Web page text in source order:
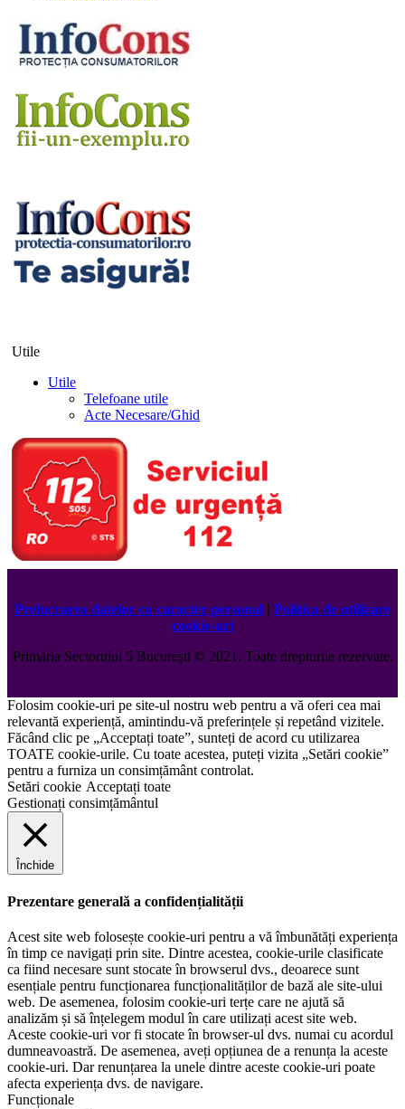
Utile
Utile
Telefoane utile
Acte Necesare/Ghid
Prelucrarea datelor cu caracter personal | Politica de utilizare
cookie-uri
Primăria Sectorului 5 București ©️2021. Toate drepturile rezervate.
Folosim cookie-uri pe site-ul nostru web pentru a vă oferi cea mai
relevantă experiență, amintindu-vă preferințele și repetând vizitele.
Făcând clic pe „Acceptați toate”, sunteți de acord cu utilizarea
TOATE cookie-urile. Cu toate acestea, puteți vizita „Setări cookie”
pentru a furniza un consimțământ controlat.
Setări cookie Acceptați toate
Gestionați consimțământul
Închide
Prezentare generală a confidențialității
Acest site web folosește cookie-uri pentru a vă îmbunătăți experiența
în timp ce navigați prin site. Dintre acestea, cookie-urile clasificate
ca fiind necesare sunt stocate în browserul dvs., deoarece sunt
esențiale pentru funcționarea funcționalităților de bază ale site-ului
web. De asemenea, folosim cookie-uri terțe care ne ajută să
analizăm și să înțelegem modul în care utilizați acest site web.
Aceste cookie-uri vor fi stocate în browser-ul dvs. numai cu acordul
dumneavoastră. De asemenea, aveți opțiunea de a renunța la aceste
cookie-uri. Dar renunțarea la unele dintre aceste cookie-uri poate
afecta experiența dvs. de navigare.
Funcționale